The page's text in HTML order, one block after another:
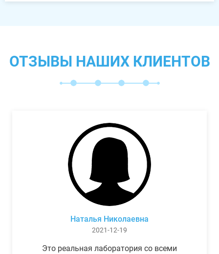
ОТЗЫВЫ НАШИХ КЛИЕНТОВ
Наталья Николаевна
2021-12-19
Это реальная лаборатория со всеми